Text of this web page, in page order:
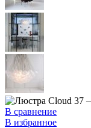
В сравнение
В избранное